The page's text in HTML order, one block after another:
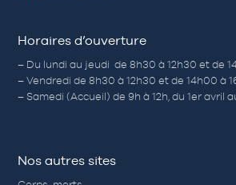
Horaires d’ouverture
– Du lundi au jeudi de 8h30 à 12h30 et de
– Vendredi de 8h30 à 12h30 et de 14h00 à
– Samedi (Accueil) de 9h à 12h, du 1er avril
Nos autres sites